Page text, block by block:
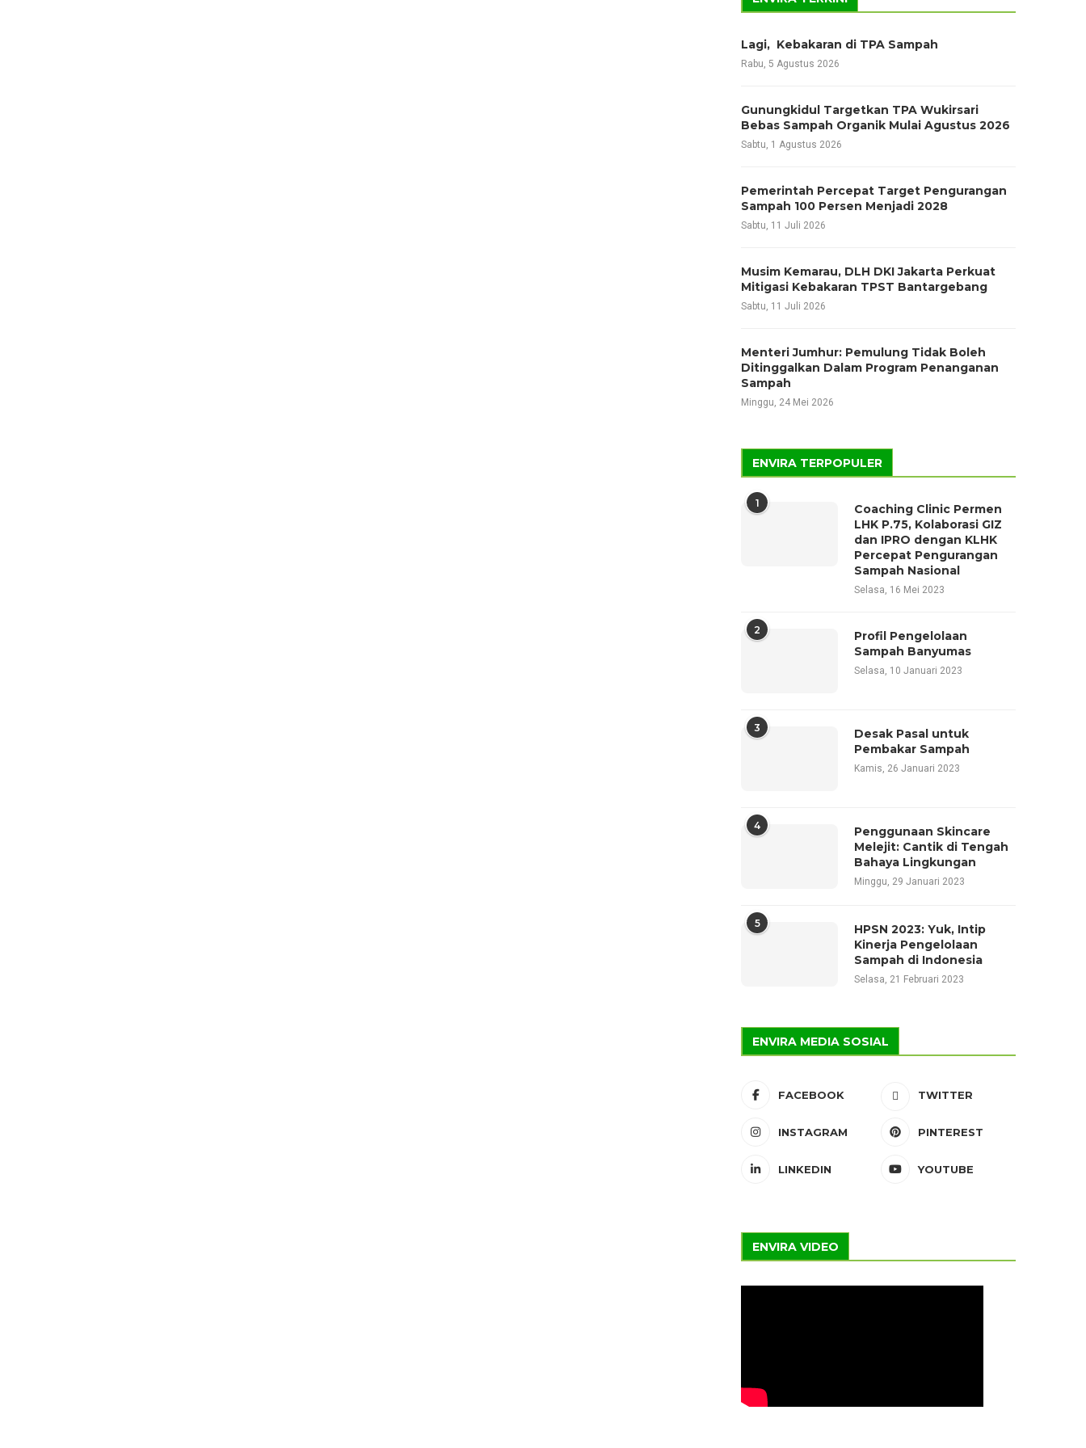
Lagi, Kebakaran di TPA Sampah
Rabu, 5 Agustus 2026
Gunungkidul Targetkan TPA Wukirsari
Bebas Sampah Organik Mulai Agustus 2026
Sabtu, 1 Agustus 2026
Pemerintah Percepat Target Pengurangan
Sampah 100 Persen Menjadi 2028
Sabtu, 11 Juli 2026
Musim Kemarau, DLH DKI Jakarta Perkuat
Mitigasi Kebakaran TPST Bantargebang
Sabtu, 11 Juli 2026
Menteri Jumhur: Pemulung Tidak Boleh
Ditinggalkan Dalam Program Penanganan
Sampah
Minggu, 24 Mei 2026
ENVIRA TERPOPULER
1
Coaching Clinic Permen
LHK P.75, Kolaborasi GIZ
dan IPRO dengan KLHK
Percepat Pengurangan
Sampah Nasional
Selasa, 16 Mei 2023
2
Profil Pengelolaan
Sampah Banyumas
Selasa, 10 Januari 2023
3
Desak Pasal untuk
Pembakar Sampah
Kamis, 26 Januari 2023
4
Penggunaan Skincare
Melejit: Cantik di Tengah
Bahaya Lingkungan
Minggu, 29 Januari 2023
5
HPSN 2023: Yuk, Intip
Kinerja Pengelolaan
Sampah di Indonesia
Selasa, 21 Februari 2023
ENVIRA MEDIA SOSIAL
FACEBOOK TWITTER
INSTAGRAM PINTEREST
LINKEDIN YOUTUBE
ENVIRA VIDEO